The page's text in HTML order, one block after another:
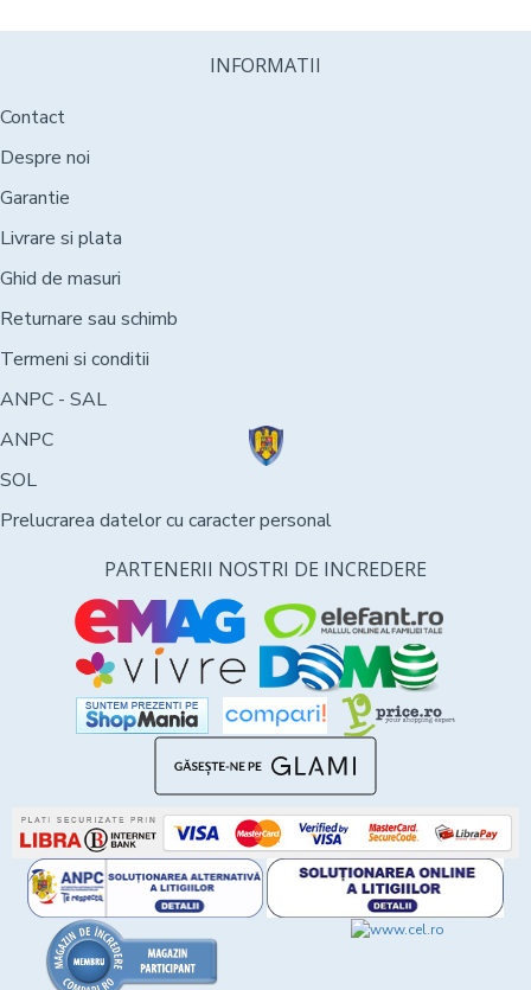
INFORMATII
Contact
Despre noi
Garantie
Livrare si plata
Ghid de masuri
Returnare sau schimb
Termeni si conditii
ANPC - SAL
ANPC
SOL
Prelucrarea datelor cu caracter personal
PARTENERII NOSTRI DE INCREDERE